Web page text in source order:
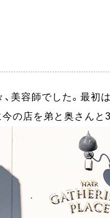
美容師でした。最
の店を弟と奥さんと